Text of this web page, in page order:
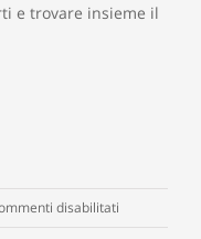
e trovare insieme il
disabilitati